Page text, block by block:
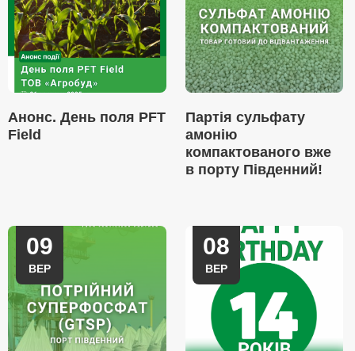
Анонс. День поля PFT
Field
Партія сульфату
амонію
компактованого вже
в порту Південний!
09
ВЕР
08
ВЕР